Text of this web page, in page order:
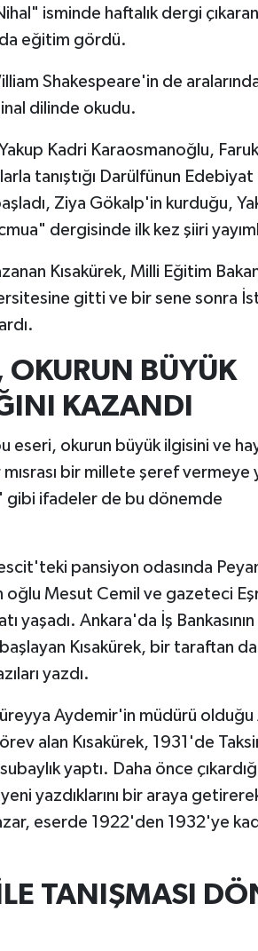
isminde haftalık dergi
eğitim gördü.
Shakespeare'in de
dilinde okudu.
Kadri Karaosmanoğlu,
tanıştığı Darülfünun Edebiyat
Ziya Gökalp'in kurduğu,
dergisinde ilk kez şiiri
Kısakürek, Milli Eğitim
gitti ve bir sene sonra
BÜYÜK
KAZANDI
eseri, okurun büyük ilgisini ve
mısrası bir millete şeref
gibi ifadeler de bu dönemde
pansiyon odasında
oğlu Mesut Cemil ve gazeteci
yaşadı. Ankara'da İş Bankasının
Kısakürek, bir taraftan da
yazdı.
Aydemir'in müdürü olduğu
alan Kısakürek, 1931'de
yaptı. Daha önce
yazdıklarını bir araya
eserde 1922'den 1932'ye
TANIŞMASI